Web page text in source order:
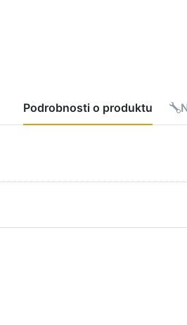
Podrobnosti o produktu